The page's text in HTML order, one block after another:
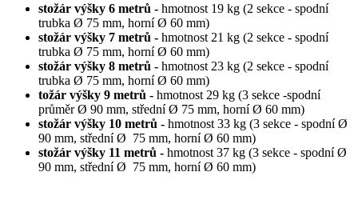
stožár výšky 6 metrů - hmotnost 19 kg (2 sekce - spodní
trubka Ø 75 mm, horní Ø 60 mm)
stožár výšky 7 metrů - hmotnost 21 kg (2 sekce - spodní
trubka Ø 75 mm, horní Ø 60 mm)
stožár výšky 8 metrů - hmotnost 23 kg (2 sekce - spodní
trubka Ø 75 mm, horní Ø 60 mm)
tožár výšky 9 metrů - hmotnost 29 kg (3 sekce -spodní
průměr Ø 90 mm, střední Ø 75 mm, horní Ø 60 mm)
stožár výšky 10 metrů - hmotnost 33 kg (3 sekce - spodní Ø
90 mm, střední Ø 75 mm, horní Ø 60 mm)
stožár výšky 11 metrů - hmotnost 37 kg (3 sekce - spodní Ø
90 mm, střední Ø 75 mm, horní Ø 60 mm)